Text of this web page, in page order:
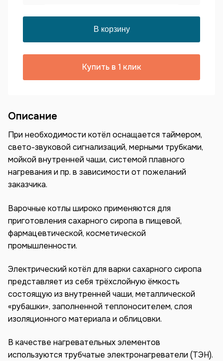
Купить в 1 клик
Описание
При необходимости котёл оснащается таймером,
свето-звуковой сигнализаций, мерными трубками,
мойкой внутренней чаши, системой плавного
нагревания и пр. в зависимости от пожеланий
заказчика.
Варочные котлы широко применяются для
приготовления сахарного сиропа в пищевой,
фармацевтической, косметической
промышленности.
Электрический котёл для варки сахарного сиропа
представляет из себя трёхслойную ёмкость
состоящую из внутренней чаши, металлической
«рубашки», заполненной теплоносителем, слоя
изоляционного материала и облицовки.
В качестве нагревательных элементов
используются трубчатые электронагреватели (ТЭН).